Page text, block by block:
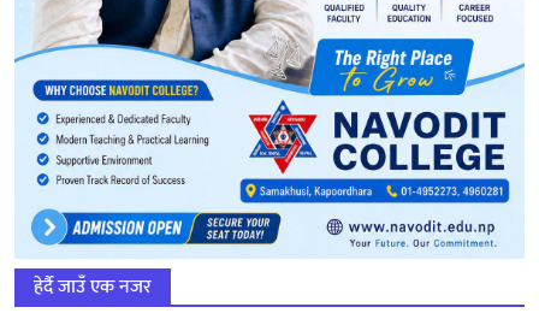
हेर्दै जाउँ एक नजर